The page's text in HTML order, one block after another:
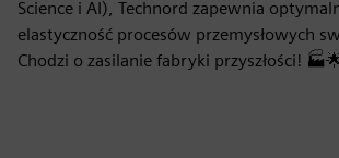
Science i AI), Technord zapewnia
elastyczność procesów przemysłowych
Chodzi o zasilanie fabryki przyszłości!